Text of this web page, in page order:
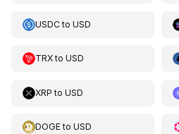
USDCto USD
TRXto USD
XRP to USD
DOGEto USD